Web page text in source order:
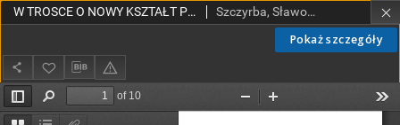
Pokaż szczegóły
W TROSCE O NOWY KSZTAŁT PRACY WYCHOWAWCZO-FORMACYJNEJ W SEMINARIUM DUCHOWNYM. PRZYCZYNEK DO TEOLOGII FORMATORA Szczyrba, Sławomir, ks.